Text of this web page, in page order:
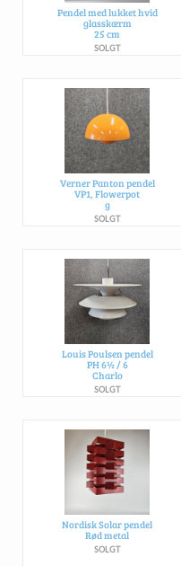
Pendel med lukket hvid
glasskærm
25 cm
SOLGT
Verner Panton pendel
VP1, Flowerpot
g
SOLGT
Louis Poulsen pendel
PH 6½ / 6
Charlo
SOLGT
Nordisk Solar pendel
Rød metal
SOLGT